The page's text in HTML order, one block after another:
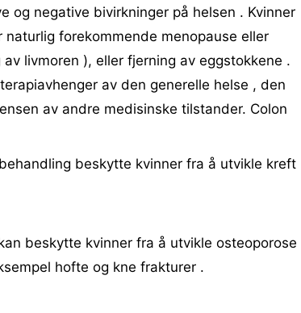
og negative bivirkninger på helsen . Kvinner
forekommende menopause eller
livmoren ), eller fjerning av eggstokkene .
av den generelle helse , den
av andre medisinske tilstander. Colon
beskytte kvinner fra å utvikle kreft
beskytte kvinner fra å utvikle osteoporose
hofte og kne frakturer .